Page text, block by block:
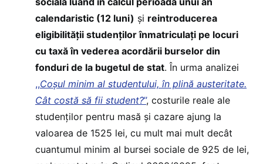
calendaristic (12 luni) și reintroducerea
eligibilității studenților înmatriculați pe locuri
cu taxă în vederea acordării burselor din
fonduri de la bugetul de stat. În urma analizei
,,Coșul minim al studentului, în plină austeritate.
Cât costă să fii student?’’, costurile reale ale
studenților pentru masă și cazare ajung la
valoarea de 1525 lei, cu mult mai mult decât
cuantumul minim al bursei sociale de 925 de lei,